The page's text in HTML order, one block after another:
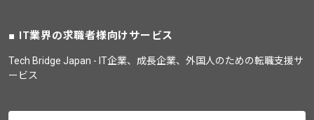
IT業界の求職者様向けサービス
Tech Bridge Japan - IT企業、成長企業、外国人のための転職支援サ
ービス